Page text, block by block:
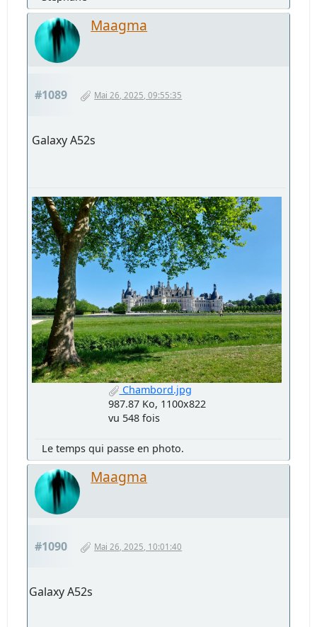
Maagma
#1089 Mai 26, 2025, 09:55:35
Galaxy A52s
Chambord.jpg
987.87 Ko, 1100x822
vu 548 fois
Le temps qui passe en photo.
Maagma
#1090 Mai 26, 2025, 10:01:40
Galaxy A52s